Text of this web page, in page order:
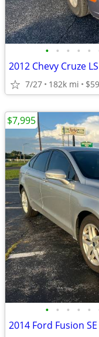
• • • • •
7/27 182k mi
• • • • •
$7,995